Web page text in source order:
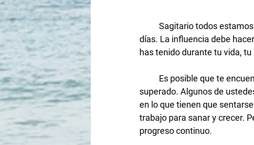
Sagitario todos
días. La influencia debe
has tenido durante tu vida, tu
Es posible que te
superado. Algunos de
en lo que tienen que
trabajo para sanar y crecer.
progreso continuo.